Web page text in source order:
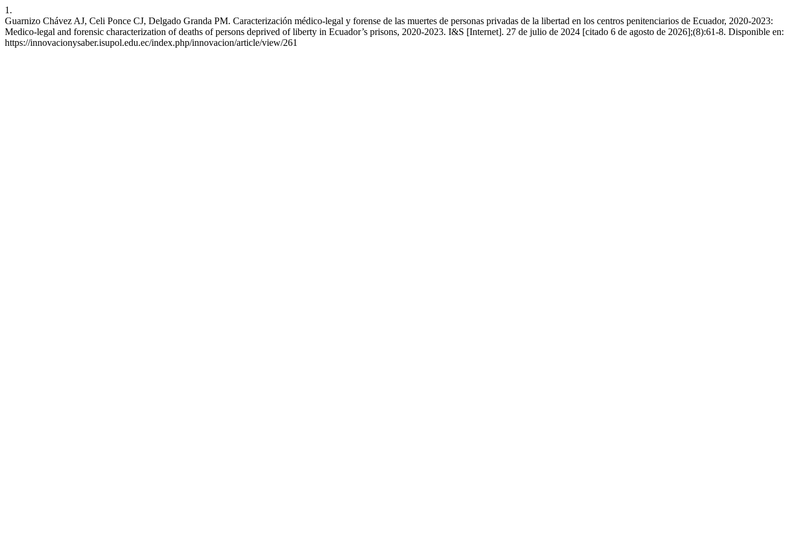
1.
Guarnizo Chávez AJ, Celi Ponce CJ, Delgado Granda PM. Caracterización médico-legal y forense de las muertes de personas privadas de la libertad en los centros penitenciarios de Ecuador, 2020-2023:
Medico-legal and forensic characterization of deaths of persons deprived of liberty in Ecuador’s prisons, 2020-2023. I&S [Internet]. 27 de julio de 2024 [citado 6 de agosto de 2026];(8):61-8. Disponible en:
https://innovacionysaber.isupol.edu.ec/index.php/innovacion/article/view/261